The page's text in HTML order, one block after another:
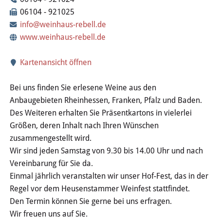
06104 - 921025
info@weinhaus-rebell.de
www.weinhaus-rebell.de
Kartenansicht öffnen
Bei uns finden Sie erlesene Weine aus den
Anbaugebieten Rheinhessen, Franken, Pfalz und Baden.
Des Weiteren erhalten Sie Präsentkartons in vielerlei
Größen, deren Inhalt nach Ihren Wünschen
zusammengestellt wird.
Wir sind jeden Samstag von 9.30 bis 14.00 Uhr und nach
Vereinbarung für Sie da.
Einmal jährlich veranstalten wir unser Hof-Fest, das in der
Regel vor dem Heusenstammer Weinfest stattfindet.
Den Termin können Sie gerne bei uns erfragen.
Wir freuen uns auf Sie.
Wertstoffhof
Wasser & Abwasser
Verwaltung & Politik
Satzungen & Stadtrecht
Ausschreibungen
Karriere & Ausbildung
Steuern & Gebühren
Ehrungen